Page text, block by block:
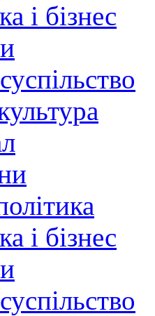
і бізнес
і бізнес